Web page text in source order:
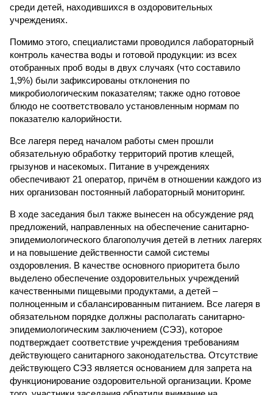
среди детей, находившихся в оздоровительных
учреждениях.
Помимо этого, специалистами проводился лабораторный
контроль качества воды и готовой продукции: из всех
отобранных проб воды в двух случаях (что составило
1,9%) были зафиксированы отклонения по
микробиологическим показателям; также одно готовое
блюдо не соответствовало установленным нормам по
показателю калорийности.
Все лагеря перед началом работы смен прошли
обязательную обработку территорий против клещей,
грызунов и насекомых. Питание в учреждениях
обеспечивают 21 оператор, причём в отношении каждого из
них организован постоянный лабораторный мониторинг.
В ходе заседания был также вынесен на обсуждение ряд
предложений, направленных на обеспечение санитарно-
эпидемиологического благополучия детей в летних лагерях
и на повышение действенности самой системы
оздоровления. В качестве основного приоритета было
выделено обеспечение оздоровительных учреждений
качественными пищевыми продуктами, а детей –
полноценным и сбалансированным питанием. Все лагеря в
обязательном порядке должны располагать санитарно-
эпидемиологическим заключением (СЭЗ), которое
подтверждает соответствие учреждения требованиям
действующего санитарного законодательства. Отсутствие
действующего СЭЗ является основанием для запрета на
функционирование оздоровительной организации. Кроме